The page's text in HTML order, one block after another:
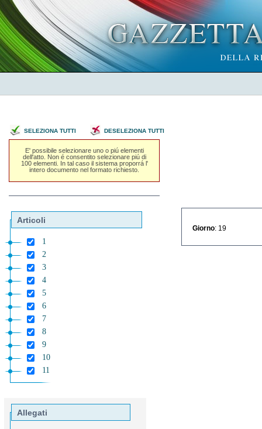
SELEZIONA TUTTI DESELEZIONA TUTTI
E' possibile selezionare uno o piú elementi
dell'atto. Non é consentito selezionare piú di
100 elementi. In tal caso il sistema proporrá l'
intero documento nel formato richiesto.
Articoli
1
2
3
4
5
6
7
8
9
10
11
Allegati
Giorno : 19